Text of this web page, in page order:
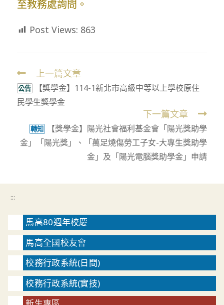
至教務處詢問。
Post Views: 863
Read
more
articles
上一篇文章
公告
【獎學金】114-1新北市高級中等以上學校原住
民學生獎學金
下一篇文章
轉知
【獎學金】陽光社會福利基金會「陽光獎助學
金」「陽光獎」、「萬足燒傷勞工子女-大專生獎助學
金」及「陽光電腦獎助學金」申請
:::
馬高80週年校慶
馬高全國校友會
校務行政系統(日間)
校務行政系統(實技)